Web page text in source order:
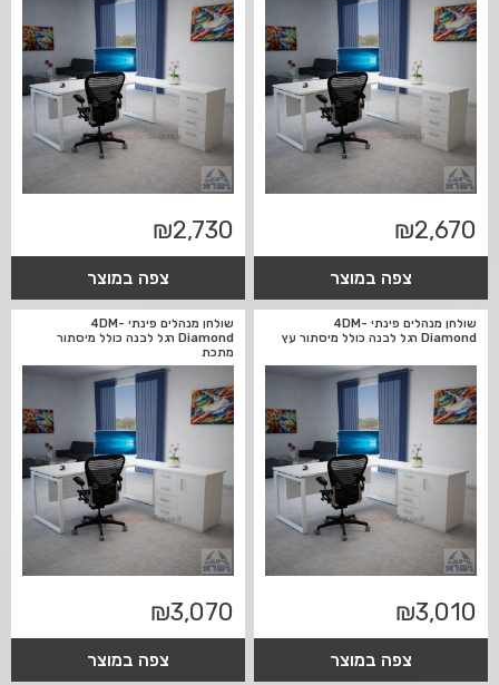
₪2,670
צפה במוצר
₪2,730
צפה במוצר
שולחן מנהלים פינתי 4DM-
Diamond רגל לבנה כולל מיסתור עץ
₪3,010
צפה במוצר
שולחן מנהלים פינתי 4DM-
Diamond רגל לבנה כולל מיסתור
מתכת
₪3,070
צפה במוצר